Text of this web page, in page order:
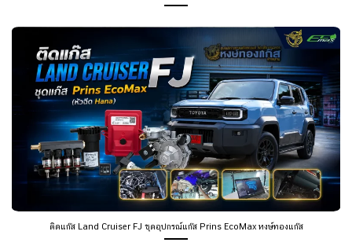
ติดแก๊ส Land Cruiser FJ ชุดอุปกรณ์แก๊ส Prins EcoMax หงษ์ทองแก๊ส